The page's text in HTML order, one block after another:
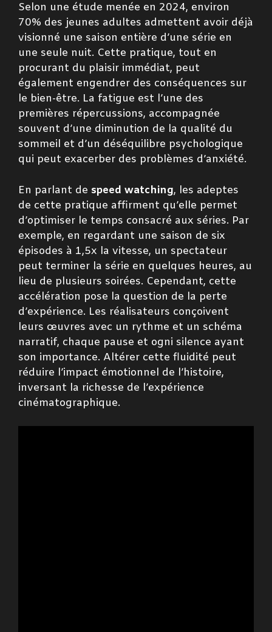
Selon une étude menée en 2024, environ
70% des jeunes adultes admettent avoir déjà
visionné une saison entière d’une série en
une seule nuit. Cette pratique, tout en
procurant du plaisir immédiat, peut
également engendrer des conséquences sur
le bien-être. La fatigue est l’une des
premières répercussions, accompagnée
souvent d’une diminution de la qualité du
sommeil et d’un déséquilibre psychologique
qui peut exacerber des problèmes d’anxiété.
En parlant de speed watching, les adeptes
de cette pratique affirment qu’elle permet
d’optimiser le temps consacré aux séries. Par
exemple, en regardant une saison de six
épisodes à 1,5x la vitesse, un spectateur
peut terminer la série en quelques heures, au
lieu de plusieurs soirées. Cependant, cette
accélération pose la question de la perte
d’expérience. Les réalisateurs conçoivent
leurs œuvres avec un rythme et un schéma
narratif, chaque pause et ogni silence ayant
son importance. Altérer cette fluidité peut
réduire l’impact émotionnel de l’histoire,
inversant la richesse de l’expérience
cinématographique.